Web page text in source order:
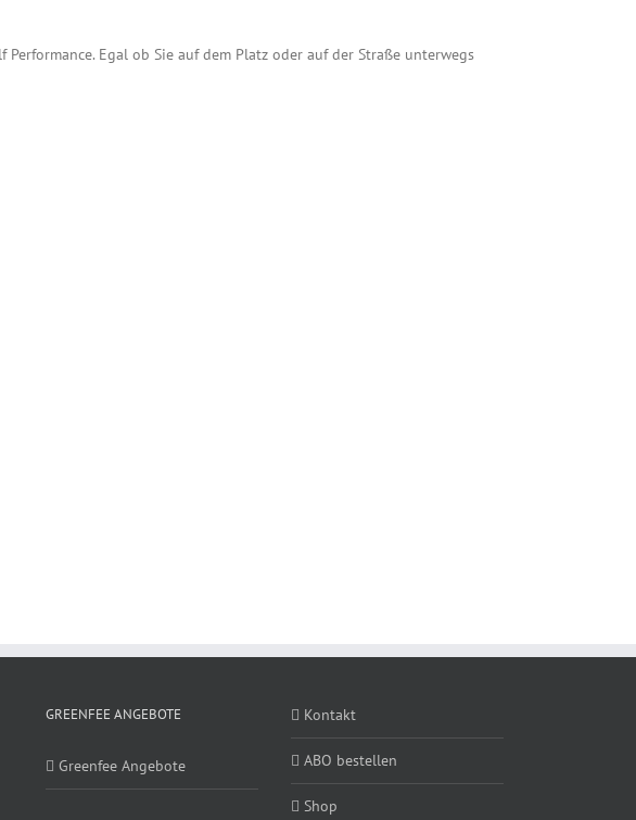
Egal ob Sie auf dem Platz oder auf der Straße unterwegs
GREENFEE ANGEBOTE
Greenfee Angebote
Kontakt
ABO bestellen
Shop